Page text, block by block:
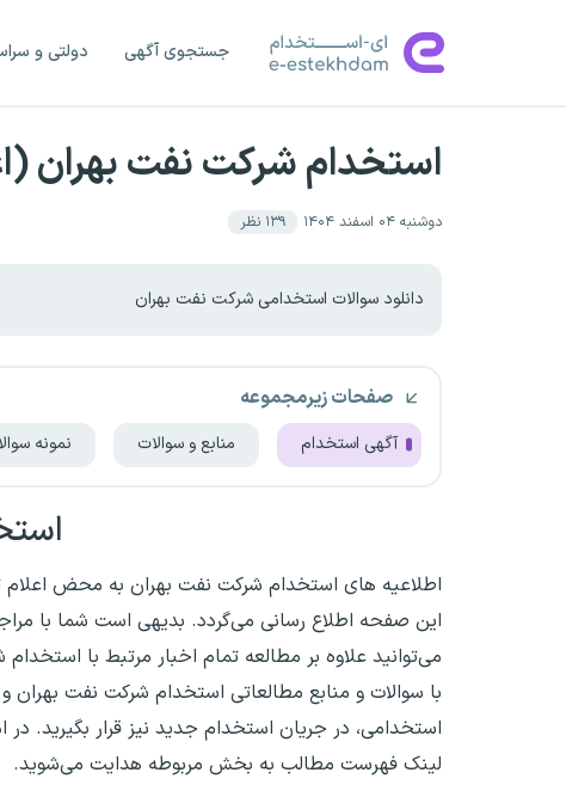
جستجوی آگهی دولتی و
استخدام شرکت نفت بهران
دوشنبه ۰۴ اسفند ۱۴۰۴ ۱۳۹ نظر
دانلود سوالات استخدامی شرکت نفت بهران
صفحات زیرمجموعه
آگهی استخدام منابع و سوالات نمونه
اطلاعیه های استخدام‌ شرکت نفت بهران به محض
این صفحه اطلاع رسانی می‌گردد. بدیهی است شما با
می‌توانید علاوه بر مطالعه تمام اخبار مرتبط با
با سوالات و منابع مطالعاتی استخدام شرکت نفت بهران
استخدامی، در جریان استخدام جدید نیز قرار بگیرید. در
لینک فهرست مطالب به بخش مربوطه هدایت می‌شوید.